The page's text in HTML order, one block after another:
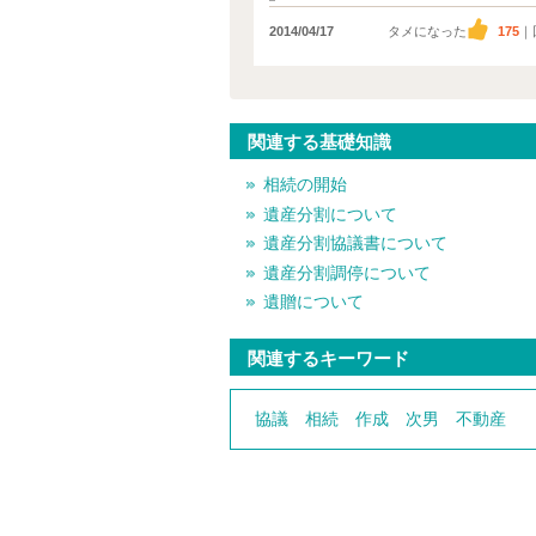
2014/04/17 タメになった 175
関連する基礎知識
相続の開始
遺産分割について
遺産分割協議書について
遺産分割調停について
遺贈について
関連するキーワード
協議 相続 作成 次男 不動産